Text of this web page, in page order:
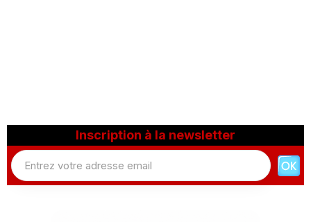
Inscription à la newsletter